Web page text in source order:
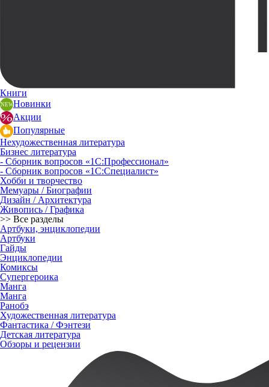
Книги
Новинки
Акции
Популярные
Нехудожественная литература
Бизнес литература
- Сборник вопросов «1С:Профессионал»
- Сборник вопросов «1С:Специалист»
Хобби и творчество
Мемуары / Биографии
Дизайн / Архитектура
Живопись / Графика
>> Все разделы
Артбуки, энциклопедии
Артбуки
Гайды
Энциклопедии
Комиксы
Супергероика
Манга
Манга
Ранобэ
Художественная литература
Фантастика / Фэнтези
Детская литература
Обзоры и рецензии